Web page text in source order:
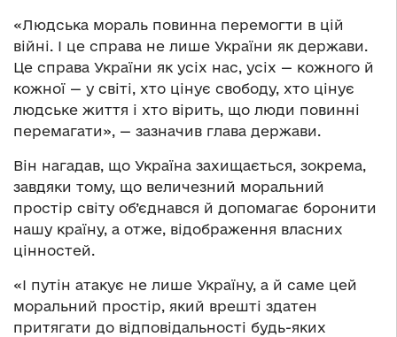
«Людська мораль повинна перемогти в цій
війні. І це справа не лише України як держави.
Це справа України як усіх нас, усіх — кожного й
кожної — у світі, хто цінує свободу, хто цінує
людське життя і хто вірить, що люди повинні
перемагати», — зазначив глава держави.
Він нагадав, що Україна захищається, зокрема,
завдяки тому, що величезний моральний
простір світу об’єднався й допомагає боронити
нашу країну, а отже, відображення власних
цінностей.
«І путін атакує не лише Україну, а й саме цей
моральний простір, який врешті здатен
притягати до відповідальності будь-яких